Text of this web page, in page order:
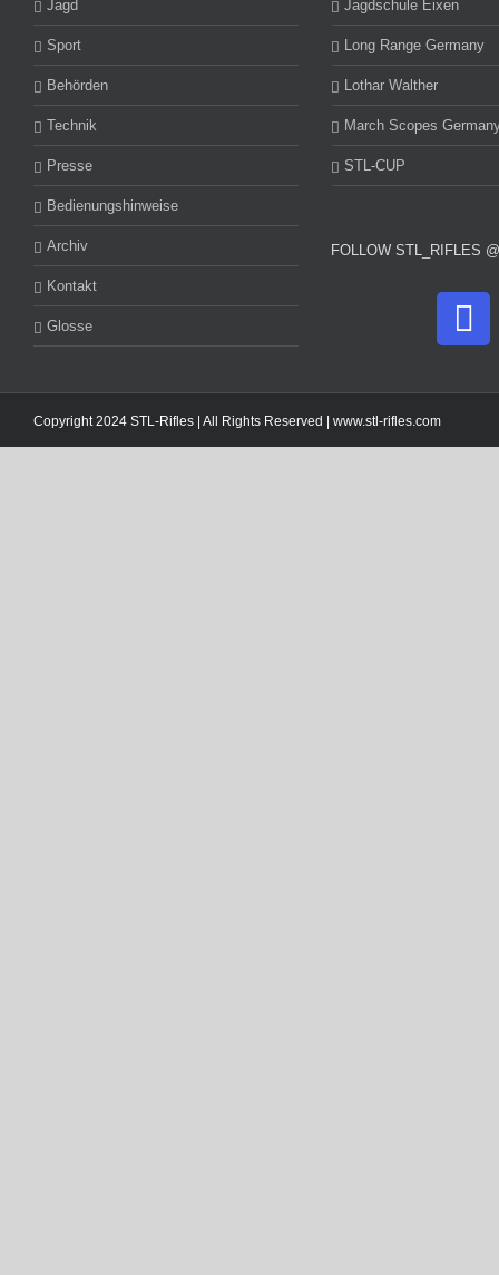
Jagd
Sport
Behörden
Technik
Presse
Bedienungshinweise
Archiv
Kontakt
Glosse
Jagdschule Eixen
Long Range Germany
Lothar Walther
March Scopes
STL-CUP
FOLLOW STL_RIFLES
Copyright 2024 STL-Rifles | All Rights Reserved | www.stl-rifles.com